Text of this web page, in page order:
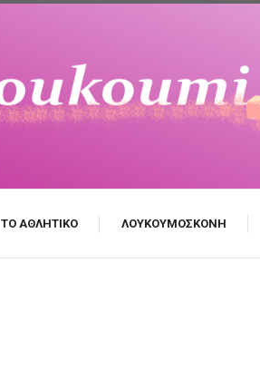
ΤΟ ΑΘΛΗΤΙΚΌ ΛΟΥΚΟΥΜΌΣΚΟΝΗ